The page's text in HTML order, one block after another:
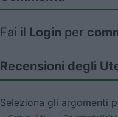
Fai il Login per
Recensioni degli
Seleziona gli argomenti